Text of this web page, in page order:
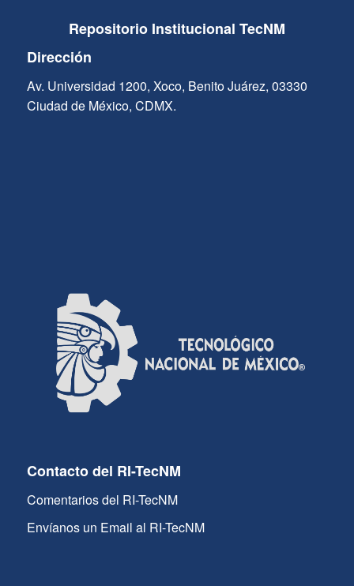
Repositorio Institucional TecNM
Dirección
Av. Universidad 1200, Xoco, Benito Juárez, 03330
Ciudad de México, CDMX.
Contacto del RI-TecNM
Comentarios del RI-TecNM
Envíanos un Email al RI-TecNM